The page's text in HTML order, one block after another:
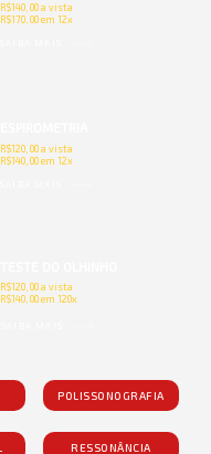
R$140,00 a vista
R$170,00 em 12x
R$120,00 a vista
R$140,00 em 12x
R$120,00 a vista
R$140,00 em 120x
POLISSONOGRAFIA
RESSONÂNCIA